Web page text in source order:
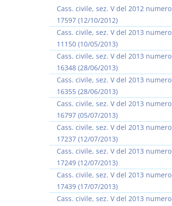
Cass. civile, sez. V del 2012 numero
17597 (12/10/2012)
Cass. civile, sez. V del 2013 numero
11150 (10/05/2013)
Cass. civile, sez. V del 2013 numero
16348 (28/06/2013)
Cass. civile, sez. V del 2013 numero
16355 (28/06/2013)
Cass. civile, sez. V del 2013 numero
16797 (05/07/2013)
Cass. civile, sez. V del 2013 numero
17237 (12/07/2013)
Cass. civile, sez. V del 2013 numero
17249 (12/07/2013)
Cass. civile, sez. V del 2013 numero
17439 (17/07/2013)
Cass. civile, sez. V del 2013 numero